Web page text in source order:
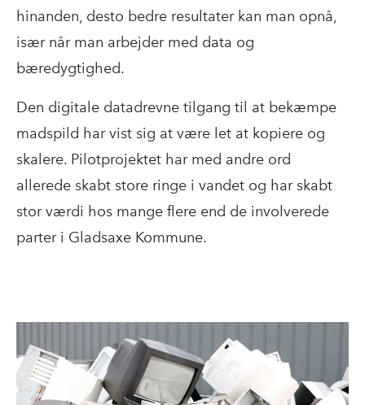
hinanden, desto bedre resultater kan man opnå,
især når man arbejder med data og
bæredygtighed.
Den digitale datadrevne tilgang til at bekæmpe
madspild har vist sig at være let at kopiere og
skalere. Pilotprojektet har med andre ord
allerede skabt store ringe i vandet og har skabt
stor værdi hos mange flere end de involverede
parter i Gladsaxe Kommune.